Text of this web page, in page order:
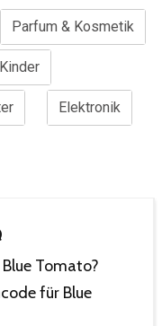
Parfum & Kosmetik
Elektronik
Tomato?
für Blue